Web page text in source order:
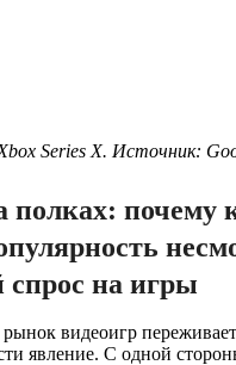
Series X. Источник:
полках: почему
спрос на игры
видеоигр
явление. С одной